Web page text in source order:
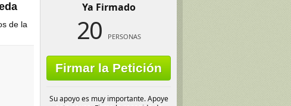
de la
Ya Firmado
20 PERSONAS
Firmar la Petición
Su apoyo es muy importante. Apoye